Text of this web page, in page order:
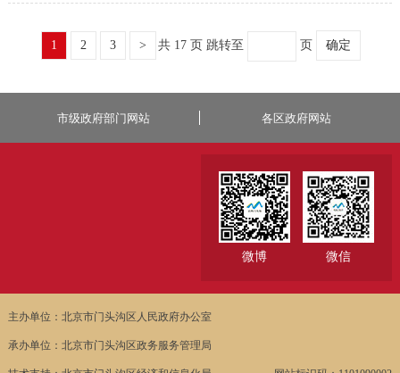
1 2 3 > 共 17 页 跳转至 页 确定
市级政府部门网站 各区政府网站
微博 微信
主办单位：北京市门头沟区人民政府办公室
承办单位：北京市门头沟区政务服务管理局